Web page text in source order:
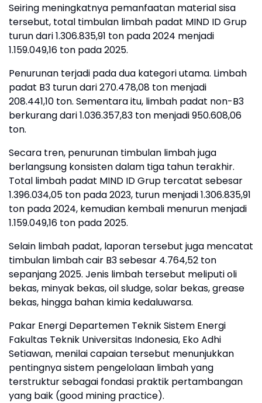
Seiring meningkatnya pemanfaatan material sisa
tersebut, total timbulan limbah padat MIND ID Grup
turun dari 1.306.835,91 ton pada 2024 menjadi
1.159.049,16 ton pada 2025.
Penurunan terjadi pada dua kategori utama. Limbah
padat B3 turun dari 270.478,08 ton menjadi
208.441,10 ton. Sementara itu, limbah padat non-B3
berkurang dari 1.036.357,83 ton menjadi 950.608,06
ton.
Secara tren, penurunan timbulan limbah juga
berlangsung konsisten dalam tiga tahun terakhir.
Total limbah padat MIND ID Grup tercatat sebesar
1.396.034,05 ton pada 2023, turun menjadi 1.306.835,91
ton pada 2024, kemudian kembali menurun menjadi
1.159.049,16 ton pada 2025.
Selain limbah padat, laporan tersebut juga mencatat
timbulan limbah cair B3 sebesar 4.764,52 ton
sepanjang 2025. Jenis limbah tersebut meliputi oli
bekas, minyak bekas, oil sludge, solar bekas, grease
bekas, hingga bahan kimia kedaluwarsa.
Pakar Energi Departemen Teknik Sistem Energi
Fakultas Teknik Universitas Indonesia, Eko Adhi
Setiawan, menilai capaian tersebut menunjukkan
pentingnya sistem pengelolaan limbah yang
terstruktur sebagai fondasi praktik pertambangan
yang baik (good mining practice).